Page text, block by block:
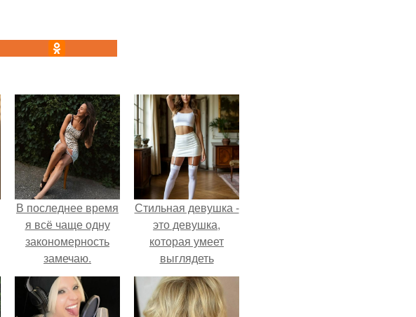
В последнее время
я всё чаще одну
закономерность
замечаю.
Стильная девушка -
это девушка,
которая умеет
выглядеть
привлекательно и
элегантно в любои
ситуации.